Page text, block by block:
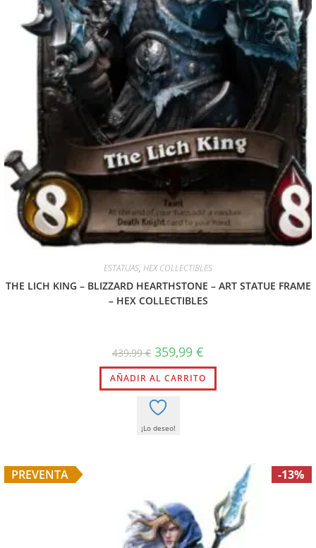
ESTATUAS, HEX COLLECTIBLES
THE LICH KING – BLIZZARD HEARTHSTONE – ART STATUE FRAME
– HEX COLLECTIBLES
439,99€ 359,99 €
AÑADIR AL CARRITO
¡Lo deseo!
-13%
PREVENTA